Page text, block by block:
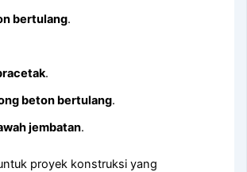
bertulang.
.
beton bertulang.
jembatan.
proyek konstruksi yang